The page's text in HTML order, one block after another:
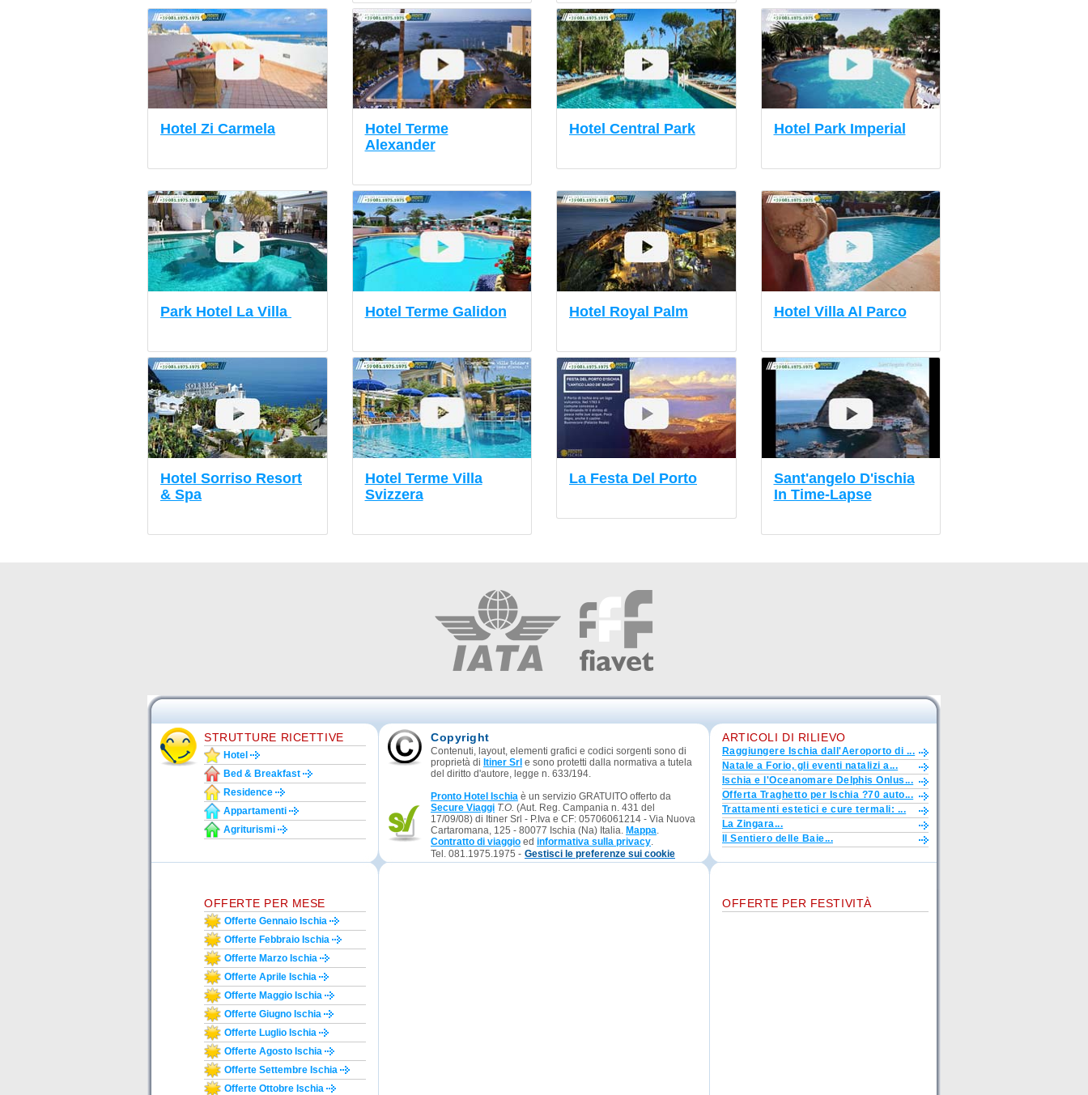
Hotel Zi Carmela
Hotel Terme
Alexander
Hotel Central Park Hotel Park Imperial
Park Hotel La Villa Hotel Terme Galidon Hotel Royal Palm Hotel Villa Al Parco
Hotel Sorriso Resort
& Spa
Hotel Terme Villa
Svizzera
La Festa Del Porto
Sant'angelo D'ischia
In Time-Lapse
STRUTTURE RICETTIVE
Hotel
Bed & Breakfast
Residence
Appartamenti
Agriturismi
Copyright
Contenuti, layout, elementi grafici e codici sorgenti sono di
proprietà di Itiner Srl e sono protetti dalla normativa a tutela
del diritto d'autore, legge n. 633/194.
Pronto Hotel Ischia è un servizio GRATUITO offerto da
Secure Viaggi T.O. (Aut. Reg. Campania n. 431 del
17/09/08) di Itiner Srl - P.Iva e CF: 05706061214 - Via Nuova
Cartaromana, 125 - 80077 Ischia (Na) Italia. Mappa.
Contratto di viaggio ed informativa sulla privacy.
Tel. 081.1975.1975 - Gestisci le preferenze sui cookie
ARTICOLI DI RILIEVO
Raggiungere Ischia dall'Aeroporto di ...
Natale a Forio, gli eventi natalizi a...
Ischia e l'Oceanomare Delphis Onlus...
Offerta Traghetto per Ischia ?70 auto...
Trattamenti estetici e cure termali: ...
La Zingara...
Il Sentiero delle Baie...
OFFERTE PER MESE
Offerte Gennaio Ischia
Offerte Febbraio Ischia
Offerte Marzo Ischia
Offerte Aprile Ischia
Offerte Maggio Ischia
Offerte Giugno Ischia
Offerte Luglio Ischia
Offerte Agosto Ischia
Offerte Settembre Ischia
Offerte Ottobre Ischia
OFFERTE PER FESTIVITÀ